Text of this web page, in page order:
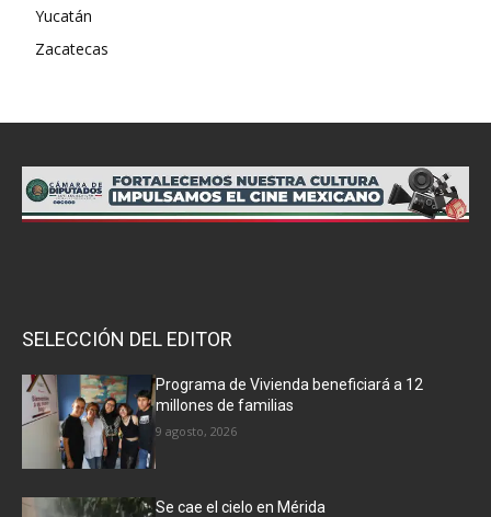
Yucatán
Zacatecas
SELECCIÓN DEL EDITOR
Programa de Vivienda beneficiará a 12
millones de familias
9 agosto, 2026
Se cae el cielo en Mérida